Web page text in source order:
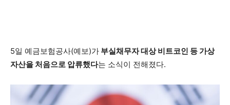
5일 예금보험공사(예보)가 부실채무자 대상 비트코인 등 가상
자산을 처음으로 압류했다는 소식이 전해졌다.